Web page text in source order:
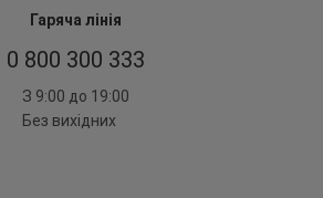
Гаряча лінія
0 800 300 333
З 9:00 до 19:00
Без вихідних